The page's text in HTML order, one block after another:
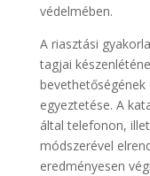
védelmében.
A riasztási
tagjai
bevethetőségének
egyeztetése. A
által telefonon,
módszerével
eredményesen